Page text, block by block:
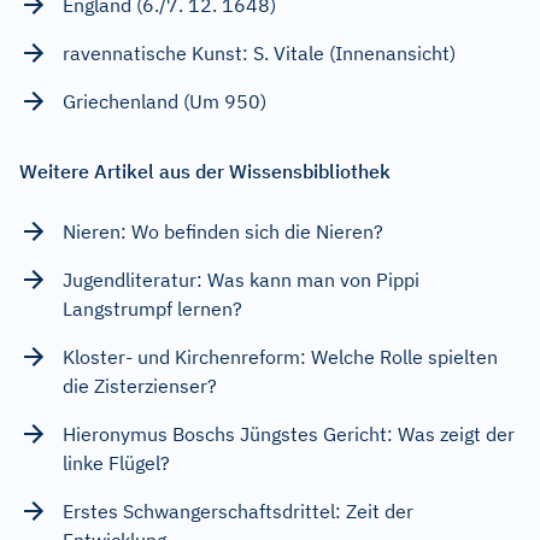
ravennatische Kunst: S. Vitale (Innenansicht)
Griechenland (Um 950)
Weitere Artikel aus der Wissensbibliothek
Nieren: Wo befinden sich die Nieren?
Jugendliteratur: Was kann man von Pippi
Langstrumpf lernen?
Kloster- und Kirchenreform: Welche Rolle spielten
die Zisterzienser?
Hieronymus Boschs Jüngstes Gericht: Was zeigt der
linke Flügel?
Erstes Schwangerschaftsdrittel: Zeit der